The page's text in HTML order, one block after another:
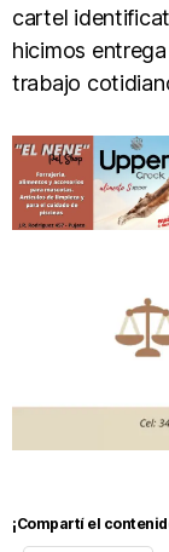
cartel
hicimos
trabajo
¡Compartí el